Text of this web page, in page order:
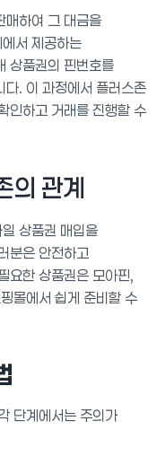
매하여 그 대금을
서 제공하는
상품권의 핀번호를
다. 이 과정에서 플러스존
인하고 거래를 진행할 수
의 관계
상품권 매입을
분은 안전하고
요한 상품권은 모아핀,
몰에서 쉽게 준비할 수
단계에서는 주의가